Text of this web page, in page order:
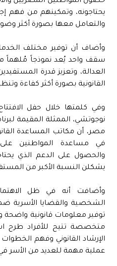
يحتاجونه، وتمكينهم من فهم
والتعامل معها بصورة أكثر
وأضاف أن توفير مختلف
سقف واحد يُعد نموذجاً مُلهماً
العدالة، وتعزيز قدرة
القانونية بصورة أكثر كفاءة
وفي كلمتها خلال حفل
نوجوتشي، الممثلة المقيمة
مصر، أن مكاتب المساعدة
في مساعدة المواطنين على
والحصول على الدعم الذي
يشكلن النسبة الأكبر من
وأضافت أنه في ظل الاهتمام
الشخصية والقضايا الأسرية
توفير معلومات قانونية
متخصصة تتيح للأفراد طرح
الإرشاد القانوني وفهم
عملية مهمة للعديد من الأسر